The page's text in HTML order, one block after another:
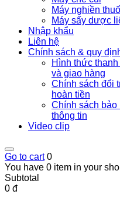
Máy nghiền
Máy sấy dược
Nhập khẩu
Liên hệ
Chính sách & quy
Hình thức thanh
và giao hàng
Chính sách đổi
hoàn tiền
Chính sách bảo
thông tin
Video clip
Go to cart 0
You have 0 item in your
Subtotal
0 đ